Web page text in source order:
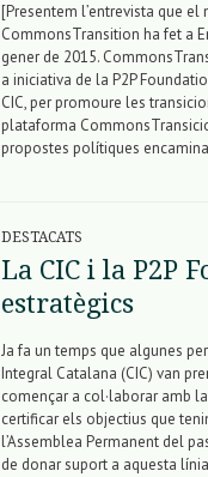
[Presentem l’entrevista que el
CommonsTransition ha fet a
gener de 2015.
a iniciativa de la P2P
CIC, per promoure les
plataforma
propostes polítiques
DESTACATS
La CIC i la P2P
estratègics
Ja fa un temps que algunes
Integral Catalana (CIC) van
començar a col·laborar amb
certificar els objectius que
l’Assemblea Permanent del
de donar suport a aquesta